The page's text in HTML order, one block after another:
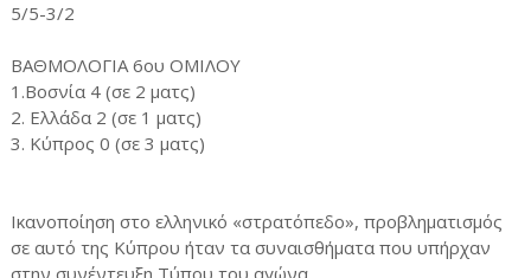
5/5-3/2
ΒΑΘΜΟΛΟΓΙΑ 6ου ΟΜΙΛΟΥ
1.Βοσνία 4 (σε 2 ματς)
2. Ελλάδα 2 (σε 1 ματς)
3. Κύπρος 0 (σε 3 ματς)
Ικανοποίηση στο ελληνικό «στρατόπεδο», προβληματισμός
σε αυτό της Κύπρου ήταν τα συναισθήματα που υπήρχαν
στην συνέντευξη Τύπου του αγώνα.